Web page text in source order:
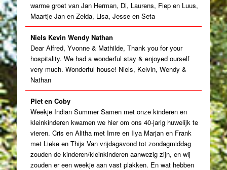
warme groet van Jan Herman, Di, Laurens, Fiep en Luus,
Maartje Jan en Zelda, Lisa, Jesse en Seta
Niels Kevin Wendy Nathan
Dear Alfred, Yvonne & Mathilde, Thank you for your
hospitality. We had a wonderful stay & enjoyed ourself
very much. Wonderful house! Niels, Kelvin, Wendy &
Nathan
Piet en Coby
Weekje Indian Summer Samen met onze kinderen en
kleinkinderen kwamen we hier om ons 40-jarig huwelijk te
vieren. Cris en Alitha met Imre en Ilya Marjan en Frank
met Lieke en Thijs Van vrijdagavond tot zondagmiddag
zouden de kinderen/kleinkinderen aanwezig zijn, en wij
zouden er een weekje aan vast plakken. En wat hebben